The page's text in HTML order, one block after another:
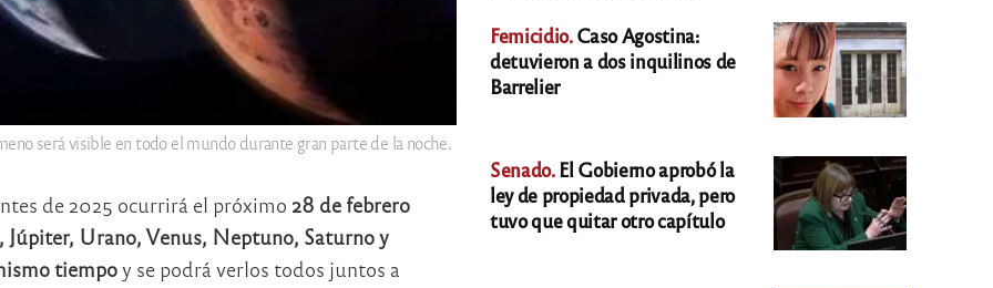
será visible en todo el mundo durante gran parte de la noche.
de 2025 ocurrirá el próximo 28 de febrero
Urano, Venus, Neptuno, Saturno y
tiempoy se podrá verlos todos juntos a
Femicidio.Caso Agostina:
detuvieron a dos inquilinos de
Barrelier
Senado.El Gobierno aprobó la
ley de propiedad privada, pero
tuvo que quitar otro capítulo